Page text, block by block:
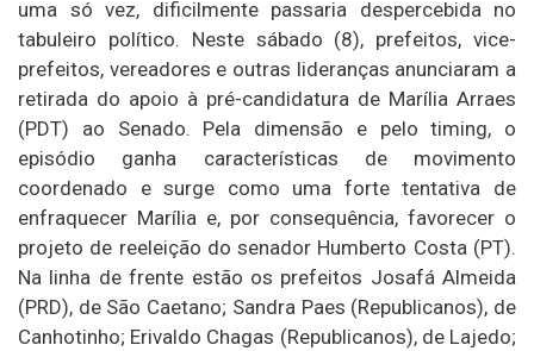
uma só vez, dificilmente passaria despercebida no
tabuleiro político. Neste sábado (8), prefeitos, vice-
prefeitos, vereadores e outras lideranças anunciaram a
retirada do apoio à pré-candidatura de Marília Arraes
(PDT) ao Senado. Pela dimensão e pelo timing, o
episódio ganha características de movimento
coordenado e surge como uma forte tentativa de
enfraquecer Marília e, por consequência, favorecer o
projeto de reeleição do senador Humberto Costa (PT).
Na linha de frente estão os prefeitos Josafá Almeida
(PRD), de São Caetano; Sandra Paes (Republicanos), de
Canhotinho; Erivaldo Chagas (Republicanos), de Lajedo;